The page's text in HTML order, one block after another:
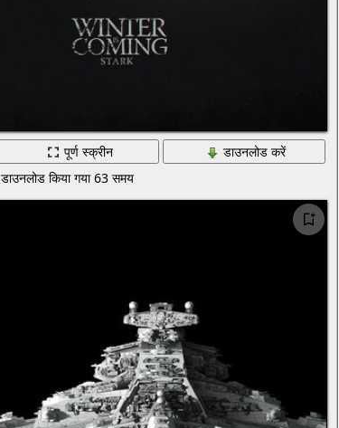
पूर्ण स्क्रीन
डाउनलोड करें
डाउनलोड किया गया 63 समय